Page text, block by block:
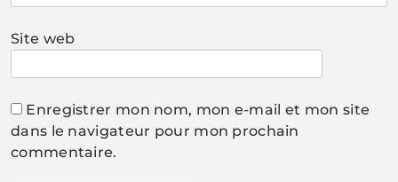
Site web
Enregistrer mon nom, mon e-mail et mon site
dans le navigateur pour mon prochain
commentaire.